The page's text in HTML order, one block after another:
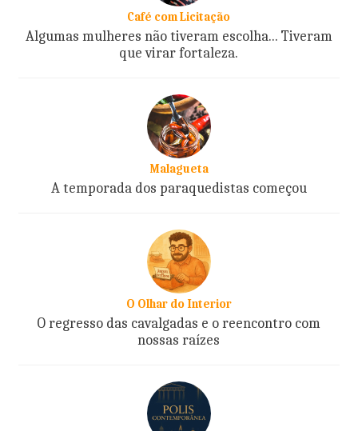
Café com Licitação
Algumas mulheres não tiveram escolha... Tiveram
que virar fortaleza.
Malagueta
A temporada dos paraquedistas começou
O Olhar do Interior
O regresso das cavalgadas e o reencontro com
nossas raízes